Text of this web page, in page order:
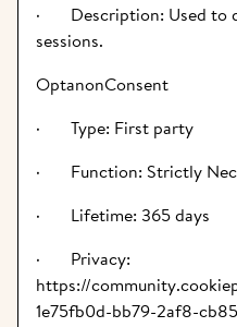
·       Description: Used
sessions.
OptanonConsent
·       Type: First party
·       Function: Strictly
·       Lifetime: 365 days
·       Privacy:
https://
1e75fb0d-bb79-2af8-